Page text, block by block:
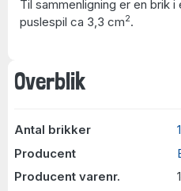
Overblik
Antal brikker
Producent
Producent varenr.
Til sammenligning er en brik
puslespil ca 3,3 cm2.